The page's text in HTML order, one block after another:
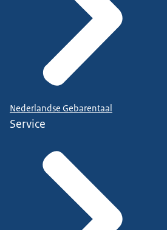
Nederlandse Gebarentaal
Service